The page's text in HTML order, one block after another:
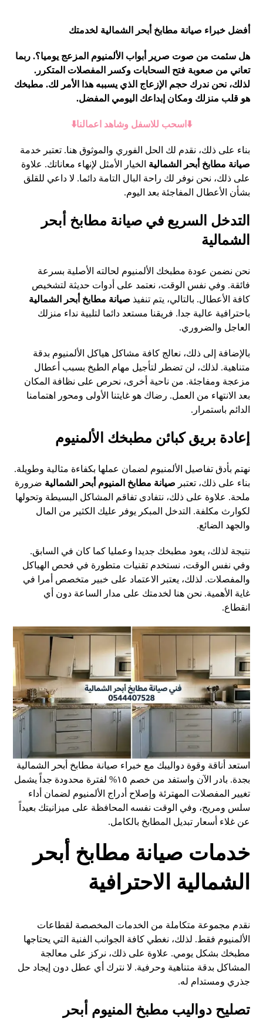
أفضل خبراء صيانة مطابخ أبحر الشمالية لخدمتك
هل سئمت من صوت صرير أبواب الألمنيوم المزعج يوميا؟. ربما
تعاني من صعوبة فتح السحابات وكسر المفصلات المتكرر.
لذلك، نحن ندرك حجم الإزعاج الذي يسببه هذا الأمر لك. مطبخك
هو قلب منزلك ومكان إبداعك اليومي المفضل.
⬇️اسحب للاسفل وشاهد اعمالنا⬇️
بناء على ذلك، نقدم لك الحل الفوري والموثوق هنا. تعتبر خدمة
صيانة مطابخ أبحر الشمالية الخيار الأمثل لإنهاء معاناتك. علاوة
على ذلك، نحن نوفر لك راحة البال التامة دائما. لا داعي للقلق
بشأن الأعطال المفاجئة بعد اليوم.
التدخل السريع في صيانة مطابخ أبحر
الشمالية
نحن نضمن عودة مطبخك الألمنيوم لحالته الأصلية بسرعة
فائقة. وفي نفس الوقت، نعتمد على أدوات حديثة لتشخيص
كافة الأعطال. بالتالي، يتم تنفيذ صيانة مطابخ أبحر الشمالية
باحترافية عالية جدا. فريقنا مستعد دائما لتلبية نداء منزلك
العاجل والضروري.
بالإضافة إلى ذلك، نعالج كافة مشاكل هياكل الألمنيوم بدقة
متناهية. لذلك، لن تضطر لتأجيل مهام الطبخ بسبب أعطال
مزعجة ومفاجئة. من ناحية أخرى، نحرص على نظافة المكان
بعد الانتهاء من العمل. رضاك هو غايتنا الأولى ومحور اهتمامنا
الدائم باستمرار.
إعادة بريق كبائن مطبخك الألمنيوم
نهتم بأدق تفاصيل الألمنيوم لضمان عملها بكفاءة مثالية وطويلة.
بناء على ذلك، تعتبر صيانة مطابخ المنيوم أبحر الشمالية ضرورة
ملحة. علاوة على ذلك، نتفادى تفاقم المشاكل البسيطة وتحولها
لكوارث مكلفة. التدخل المبكر يوفر عليك الكثير من المال
والجهد الضائع.
نتيجة لذلك، يعود مطبخك جديدا وعمليا كما كان في السابق.
وفي نفس الوقت، نستخدم تقنيات متطورة في فحص الهياكل
والمفصلات. لذلك، يعتبر الاعتماد على خبير متخصص أمرا في
غاية الأهمية. نحن هنا لخدمتك على مدار الساعة دون أي
انقطاع.
استعد أناقة وقوة دواليبك مع خبراء صيانة مطابخ أبحر الشمالية
بجدة. بادر الآن واستفد من خصم ١٥% لفترة محدودة جداً يشمل
تغيير المفصلات المهترئة وإصلاح أدراج الألمنيوم لضمان أداء
سلس ومريح، وفي الوقت نفسه المحافظة على ميزانيتك بعيداً
عن غلاء أسعار تبديل المطابخ بالكامل.
خدمات صيانة مطابخ أبحر
الشمالية الاحترافية
نقدم مجموعة متكاملة من الخدمات المخصصة لقطاعات
الألمنيوم فقط. لذلك، نغطي كافة الجوانب الفنية التي يحتاجها
مطبخك بشكل يومي. علاوة على ذلك، نركز على معالجة
المشاكل بدقة متناهية وحرفية. لا نترك أي عطل دون إيجاد حل
جذري ومستدام له.
تصليح دواليب مطبخ المنيوم أبحر